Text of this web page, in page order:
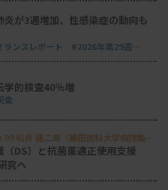
炎が3週増加、性感染症の動向も
ランスレポート #2026年第29週
学的検査40％増
査
松井 建二郎（藤田医科大学病院臨床
査室）
（DS）と抗菌薬適正使用支援
究へ